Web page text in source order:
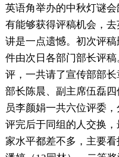
英语角举办的中秋灯谜
有能够获得评稿机会，
讲是一点遗憾。初次评
件由次日各部门部长评
评，一共请了宣传部部
部长陈晨、副主席伍磊
员李颜娟一共六位评委
评完后于同组的人交换
家水平都差不多，主要